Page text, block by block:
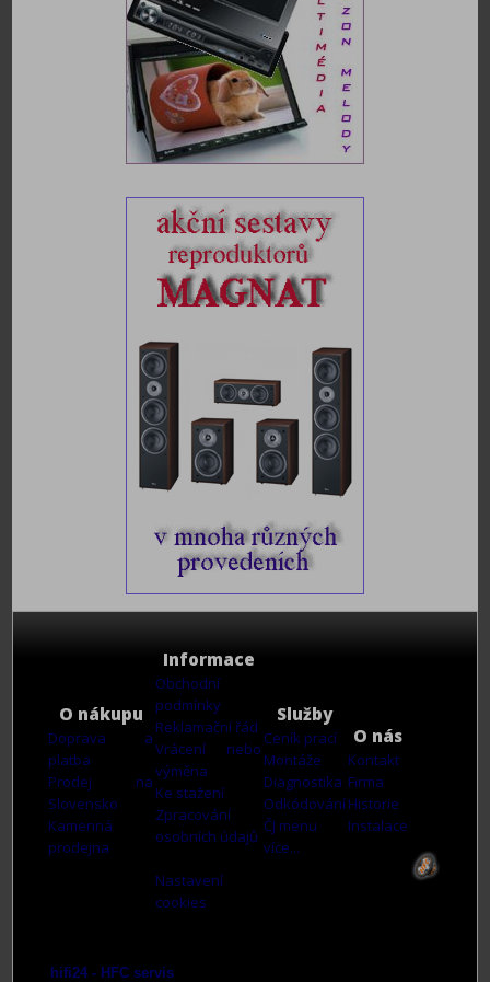
O nákupu
Doprava a
platba
Prodej na
Slovensko
Kamenná
prodejna
Informace
Obchodní
podmínky
Reklamační řád
Vrácení nebo
výměna
Ke stažení
Zpracování
osobních údajů
Nastavení
cookies
Služby
Ceník prací
Montáže
Diagnostika
Odkódování
ČJ menu
více...
O nás
Kontakt
Firma
Historie
Instalace
hifi24 - HFC servis